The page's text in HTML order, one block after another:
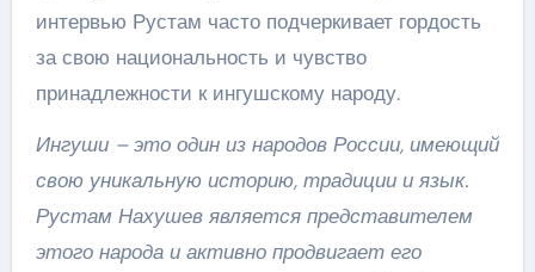
интервью Рустам часто подчеркивает гордость
за свою национальность и чувство
принадлежности к ингушскому народу.
Ингуши – это один из народов России, имеющий
свою уникальную историю, традиции и язык.
Рустам Нахушев является представителем
этого народа и активно продвигает его